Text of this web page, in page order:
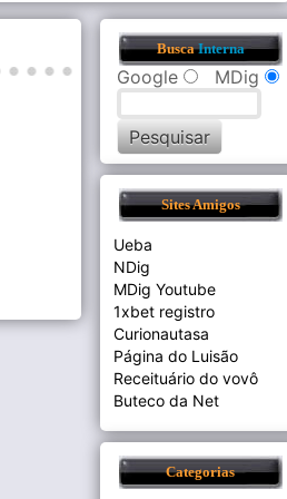
BuscaInterna
Google MDig
Sites Amigos
Ueba
NDig
MDig Youtube
1xbet registro
Curionautasa
Página do Luisão
Receituário do vovô
Buteco da Net
Categorias